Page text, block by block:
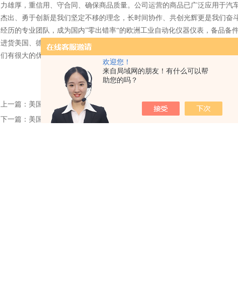
欢迎您！
来自局域网的朋友！有什么可以帮
助您的吗？
力雄厚，重信用、守合同、确保商品质量。公司运营的商品已广泛应用于
杰出、勇于创新是我们坚定不移的理念，长时间协作、共创光辉更是我们
经历的专业团队，成为国内”零出错率“的欧洲工业自动化仪器仪表，备品
进货美国、德国、日本为主要货源，能够提供不同国别、厂商的设备配件
们有很大的优势，公司备有大量的现货，是国内库存量Z多的公司之一，欢
上一篇： 美国米顿罗MILTONROY计量泵的特点和操作注意事项
下一篇： 美国MTS位移传感器运用了怎样的电路设计和筛选技术及原理